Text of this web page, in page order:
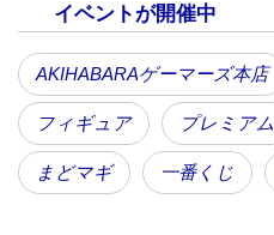
イベントが開催中
AKIHABARAゲーマーズ本店
フィギュア プレミアム
まどマギ 一番くじ